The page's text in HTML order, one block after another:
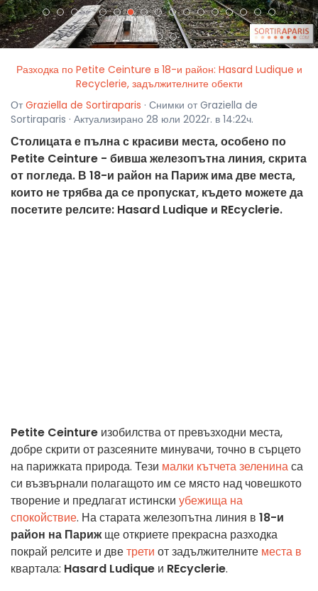
Разходка по Petite Ceinture в 18-и район: Hasard Ludique и
Recyclerie, задължителните обекти
От Graziella de Sortiraparis · Снимки от Graziella de
Sortiraparis · Актуализирано 28 юли 2022г. в 14:22ч.
Столицата е пълна с красиви места, особено по
Petite Ceinture - бивша железопътна линия, скрита
от погледа. В 18-и район на Париж има две места,
които не трябва да се пропускат, където можете да
посетите релсите: Hasard Ludique и REcyclerie.
Petite Ceinture изобилства от превъзходни места,
добре скрити от разсеяните минувачи, точно в сърцето
на парижката природа. Тези малки кътчета зеленинаса
си възвърнали полагащото им се място над човешкото
творение и предлагат истински убежища на
спокойствие. На старата железопътна линия в 18-и
район на Парижще откриете прекрасна разходка
покрай релсите и дветрети от задължителните места в
квартала: Hasard Ludique и REcyclerie.